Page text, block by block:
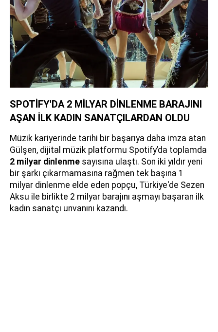
SPOTİFY'DA 2 MİLYAR DİNLENME BARAJINI
AŞAN İLK KADIN SANATÇILARDAN OLDU
Müzik kariyerinde tarihi bir başarıya daha imza atan
Gülşen, dijital müzik platformu Spotify’da toplamda
2 milyar dinlenme sayısına ulaştı. Son iki yıldır yeni
bir şarkı çıkarmamasına rağmen tek başına 1
milyar dinlenme elde eden popçu, Türkiye'de Sezen
Aksu ile birlikte 2 milyar barajını aşmayı başaran ilk
kadın sanatçı unvanını kazandı.